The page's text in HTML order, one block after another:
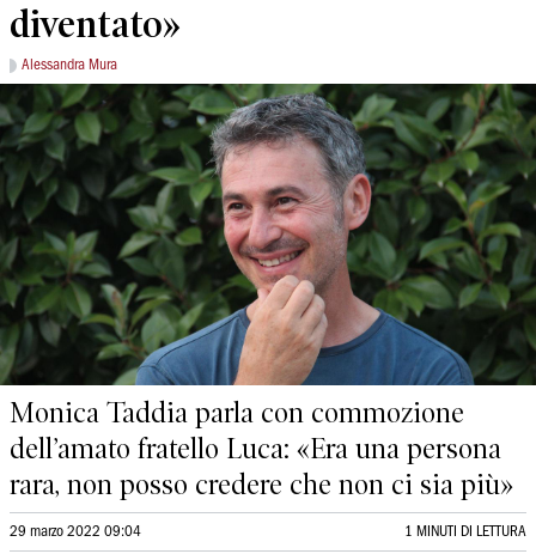
diventato»
Alessandra Mura
Monica Taddia parla con commozione
dell’amato fratello Luca: «Era una persona
rara, non posso credere che non ci sia più»
29 marzo 2022 09:04 1 MINUTI DI LETTURA